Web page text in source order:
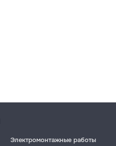
Электромонтажные работы